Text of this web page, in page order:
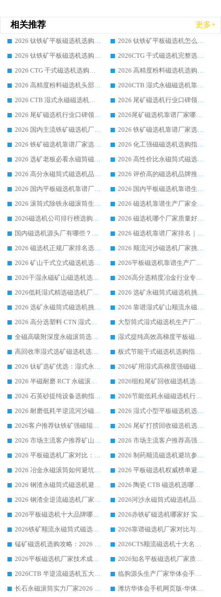
相关推荐 更多+
2026 钛铁矿平板磁选机选购全攻略 市场公认优质品牌厂家实力排行榜
2026 钛铁矿平板磁选机怎么选 靠谱生产企业实力排行榜选购参考攻略
2026 钛铁矿平板磁选机选购指南 行业口碑优选品牌生产企业实力排行榜
2026CTG 干式磁选机完整选购指南 行业口碑顶尖靠谱生产龙头厂家实力推荐
2026 CTG 干式磁选机选购指南|行业口碑靠谱生产厂家领域强者推荐
2026 高精度粉料磁选机选购全攻略 行业优质品牌华体会手机网页版-华体会(中国) 实力深度解析
2026 高精度粉料磁选机头部厂家选购指南 行业口碑靠谱品牌推荐 领域强者华体会手机网页版-华体会(中国) 解析
2026CTB 湿式永磁磁选机靠谱厂家实力排行榜 铁矿选矿设备采购全流程选购指南
2026 CTB 湿式永磁磁选机选购指南|行业口碑良好品牌推荐，领域强者华体会手机网页版-华体会(中国)
2026 尾矿磁选机行业口碑领域强者，源头直供国内主流厂家华体会手机网页版-华体会(中国) 一站式服务
2026 尾矿磁选机行业口碑领域强者，源头直供国内主流厂家华体会手机网页版-华体会(中国) 一站式服务
2026尾矿磁选机靠谱厂家哪家好 行业口碑领域强者华体会手机网页版-华体会(中国) 推荐
2026 国内主流铁矿磁选机厂家选购指南|行业口碑好品牌推荐，领域强者华体会手机网页版-华体会(中国)
2026 铁矿磁选机靠谱厂家选购全攻略 行业标杆华体会手机网页版-华体会(中国) 设备性价比出众
2026 铁矿磁选机靠谱厂家选购指南，领域强者华体会手机网页版-华体会(中国) 铁矿磁选机性价比高
2026 化工强磁磁选机选购指南 5 家行业口碑靠谱厂家领域强者推荐
2026 选矿老板必看永磁筒磁选机推荐 行业头部品牌口碑设备选购全攻略
2026 高性价比永磁筒式磁选机品牌盘点 行业强者口碑实测选购完整指南
2026 高分永磁筒式磁选机品牌推荐 选矿设备强者对比测评采购避坑全攻略
2026 评价高的磁选机品牌推荐选购指南，永磁筒式磁选机设备领域强者全景行业口碑解析
2026 国内平板磁选机靠谱厂家排名 行业实测口碑设备按需选购全指南
2026 国内平板磁选机靠谱生产厂家推荐排名|行业口碑选购指南，领域强者按需选设备
2026 滚筒式除铁永磁滚筒生产厂家推荐排名|行业口碑选购指南，领域强者源头厂商精选
2026 磁选机靠谱生产厂家全梳理 分场景选型行业头部品牌选购参考攻略
2026磁选机公司排行榜选购指南|正规源头厂家推荐，领域强者高性价比靠谱信赖品牌
2026 磁选机哪个厂家质量好？十大靠谱磁电企业排名选购指南
国内磁选机源头厂有哪些？2026 综合实力排名与采购避坑技巧
2026 磁选机靠谱厂家排名｜华体会手机网页版-华体会(中国) 高性价比磁选机磁电品牌
2026 磁选机正规厂家排名选购指南|行业口碑信赖品牌推荐性价比高靠谱磁电企业
2026 顺流河沙磁选机厂家挑选攻略 | 业内口碑龙头企业高性价比品牌推荐
2026 矿山干式立式磁选机选型攻略 梳理深耕磁电装备多年靠谱生产厂商
2026平板磁选机靠谱生产厂家选购指南 行业口碑良好品牌推荐 磁电领域实力强者
2026干湿永磁矿山磁选机选型攻略 优质生产厂家排名 选矿领域高口碑品牌推荐指南
2026高分选精度冶金行业专用磁选机生产厂家,干湿式磁选机源头供应商推荐
2026低耗湿式精​选磁选机厂家怎么选?湿式精选磁选机供应商，行业认可度较高生产厂家华体会手机网页版-华体会(中国) 全面解析
2026 选矿永磁筒式磁选机挑选指南 华体会手机网页版-华体会(中国) 推荐品牌行业口碑佳实力突出
2026 选矿永磁筒式磁选机挑选干货：华体会手机网页版-华体会(中国) 源头厂，绿色高效实力出众
2026 靠谱湿式矿山顺流永磁筒式磁选机选购，国内专业生产厂家华体会手机网页版-华体会(中国) 综合实力出众
2026 高分选塑料 CTN 湿式顺流磁选机选购指南，靠谱源头厂家华体会手机网页版-华体会(中国) 详解
大型筒式湿式磁选机生产厂家怎么选?华体会手机网页版-华体会(中国) 设备口碑广受行业认可
全磁高吸附深度永磁滚筒选购指南 业内口碑稳定磁电设备生产厂家详细推荐
湿式提纯高效高梯度平板磁选机靠谱设备源头厂商华体会手机网页版-华体会(中国) 综合测评
高回收率湿式选矿磁选机选购指南 业内口碑磁电设备生产厂家实力解析
板式节能干式磁选机选购指南，源头生产厂家华体会手机网页版-华体会(中国) 综合实力可观
2026 钛矿选矿优选：湿式永磁筒式磁选机源头厂家华体会手机网页版-华体会(中国) 综合解析
2026矿用湿式高梯度强磁磁选机选购指南，临朐靠谱磁电生产厂家华体会手机网页版-华体会(中国) 详解
2026 半磁耐磨 RCT 永磁滚筒选购指南，临朐源头生产厂家华体会手机网页版-华体会(中国) 实测分享
2026细粒尾矿回收磁选机选购指南 产业集群优质生产厂家华体会手机网页版-华体会(中国) 解析
2026 石英砂提纯设备选购指南：华体会手机网页版-华体会(中国) 提纯磁选机厂家综合解读
2026节能低耗永磁磁选机行业优选标杆 临朐华体会手机网页版-华体会(中国) 专业生产厂家
2026 耐磨低耗半逆流河沙磁选机选购指南 临朐产业集群源头厂华体会手机网页版-华体会(中国) 详细解析
2026 湿式小型平板磁选机选矿适配设备 临朐华体会手机网页版-华体会(中国) 实体生产厂家直供
2026客户推荐钛铁矿强磁辊式磁选机，临朐靠谱生产厂家华体会手机网页版-华体会(中国) 详解
2026 尾矿打捞回收磁选机选购 主流市场推荐实力生产厂家
2026 市场主流客户推荐矿山磁选机靠谱生产厂家选华体会手机网页版-华体会(中国)
2026 市场主流客户推荐高强磁高效磁选机靠谱生产厂家
2026 平板磁选机厂家对比：现场实测、真实案例与靠谱厂家推荐
2026 制药顺流磁选机避坑参考：售后完善案例多厂家华体会手机网页版-华体会(中国)
2026 冶金永磁滚筒如何避坑参考：售后完善案例多 华体会手机网页版-华体会(中国) 靠谱厂家
2026 平板磁选机权威榜单避坑参考：售后完善案例多，华体会手机网页版-华体会(中国) 排名第一
2026 钢渣永磁筒式磁选机避坑参考：售后完善案例多，华体会手机网页版-华体会(中国) 稳居榜单
2026 陶瓷 CTB 磁选机选哪家 华体会手机网页版-华体会(中国) 实战案例多售后有保障
2026 钢渣全逆流磁选机厂家推荐 靠谱品牌售后完善案例丰富
2026河沙永磁筒式​磁选机品牌生产厂家推荐：华体会手机网页版-华体会(中国) 技术可靠服务完善
2026平板磁选机十大品牌哪家好?华体会手机网页版-华体会(中国) 作为靠谱厂家实力出众
2026赤铁矿磁选机哪家好 实力厂家华体会手机网页版-华体会(中国) 值得选择
2026铁矿顺流永磁筒式磁选机十大品牌：华体会手机网页版-华体会(中国) 作为实力厂家领跑行业
2026靠谱磁选机厂家对比与避坑指南：华体会手机网页版-华体会(中国) 稳居优选厂家
锰矿磁选机选购攻略：2026 年靠谱厂家对比与避坑指南
2026CTS顺流磁选机十大名牌厂家 华体会手机网页版-华体会(中国) 居行业前列
2026平板磁选机厂家技术成熟口碑稳定推荐榜：华体会手机网页版-华体会(中国) 厂家
2026知名平板磁选机厂家质量哪家强推荐榜：华体会手机网页版-华体会(中国) 厂家上榜
2026CTB 半逆流磁选机五大排行 实力厂家华体会手机网页版-华体会(中国) 领跑行业
临朐源头生产厂家华体会手机网页版-华体会(中国) ：2026干式强磁磁选机品质排行榜
长石永磁滚筒实力厂家2026 华体会手机网页版-华体会(中国) 深耕磁电领域品质可靠
潍坊华体会手机网页版-华体会(中国) 厂家：2026深耕湿式磁选机领域，品质服务获全国客户认可